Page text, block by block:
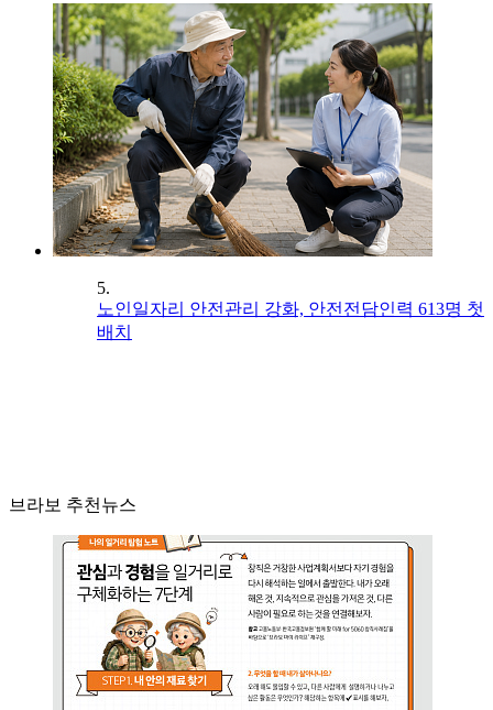
5.
노인일자리 안전관리 강화, 안전전담인력 613명 첫
배치
브라보 추천뉴스